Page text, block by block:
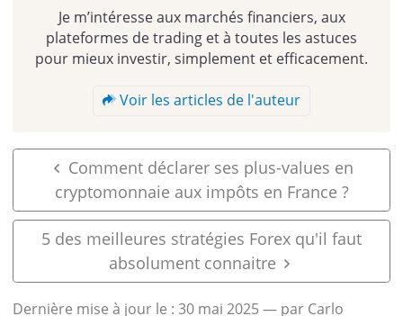
Je m’intéresse aux marchés financiers, aux
plateformes de trading et à toutes les astuces
pour mieux investir, simplement et efficacement.
Voir les articles de l'auteur
Comment déclarer ses plus-values en
cryptomonnaie aux impôts en France ?
5 des meilleures stratégies Forex qu'il faut
absolument connaitre
Dernière mise à jour le : 30 mai 2025— par Carlo